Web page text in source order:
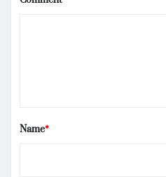
Name*